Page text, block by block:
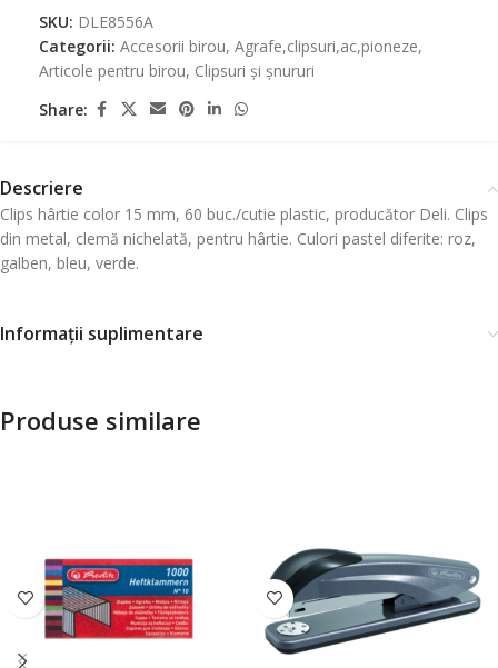
SKU: DLE8556A
Categorii: Accesorii birou, Agrafe,clipsuri,ac,pioneze,
Articole pentru birou, Clipsuri și șnururi
Share:
Descriere
Clips hârtie color 15 mm, 60 buc./cutie plastic, producător Deli. Clips
din metal, clemă nichelată, pentru hârtie. Culori pastel diferite: roz,
galben, bleu, verde.
Informații suplimentare
Produse similare